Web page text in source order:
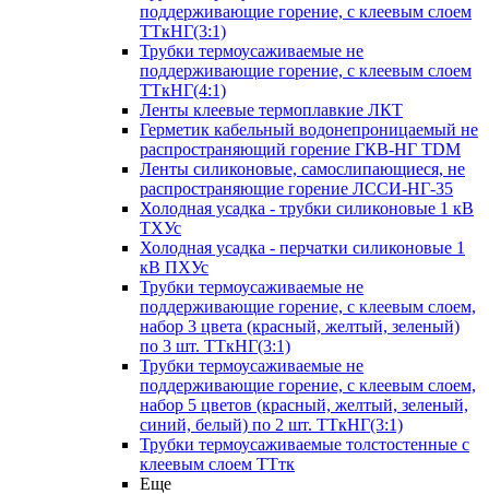
поддерживающие горение, с клеевым слоем
ТТкНГ(3:1)
Трубки термоусаживаемые не
поддерживающие горение, с клеевым слоем
ТТкНГ(4:1)
Ленты клеевые термоплавкие ЛКТ
Герметик кабельный водонепроницаемый не
распространяющий горение ГКВ-НГ TDM
Ленты силиконовые, самослипающиеся, не
распространяющие горение ЛССИ-НГ-35
Холодная усадка - трубки силиконовые 1 кВ
ТХУс
Холодная усадка - перчатки силиконовые 1
кВ ПХУс
Трубки термоусаживаемые не
поддерживающие горение, с клеевым слоем,
набор 3 цвета (красный, желтый, зеленый)
по 3 шт. ТТкНГ(3:1)
Трубки термоусаживаемые не
поддерживающие горение, с клеевым слоем,
набор 5 цветов (красный, желтый, зеленый,
синий, белый) по 2 шт. ТТкНГ(3:1)
Трубки термоусаживаемые толстостенные с
клеевым слоем ТТтк
Еще